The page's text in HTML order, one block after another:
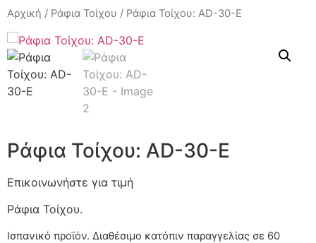
Αρχική / Ράφια Τοίχου / Ράφια Τοίχου: AD-30-E
Ράφια Τοίχου: AD-30-E
Επικοινωνήστε για τιμή
Ράφια Τοίχου.
Ισπανικό προϊόν. Διαθέσιμο κατόπιν παραγγελίας